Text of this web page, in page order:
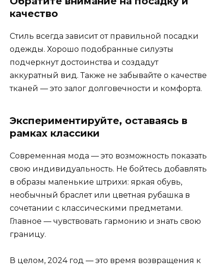
качество
Стиль всегда зависит от правильной посадки
одежды. Хорошо подобранные силуэты
подчеркнут достоинства и создадут
аккуратный вид. Также не забывайте о качестве
тканей — это залог долговечности и комфорта.
Экспериментируйте, оставаясь в
рамках классики
Современная мода — это возможность показать
свою индивидуальность. Не бойтесь добавлять
в образы маленькие штрихи: яркая обувь,
необычный браслет или цветная рубашка в
сочетании с классическими предметами.
Главное — чувствовать гармонию и знать свою
границу.
В целом, 2024 год — это время возвращения к